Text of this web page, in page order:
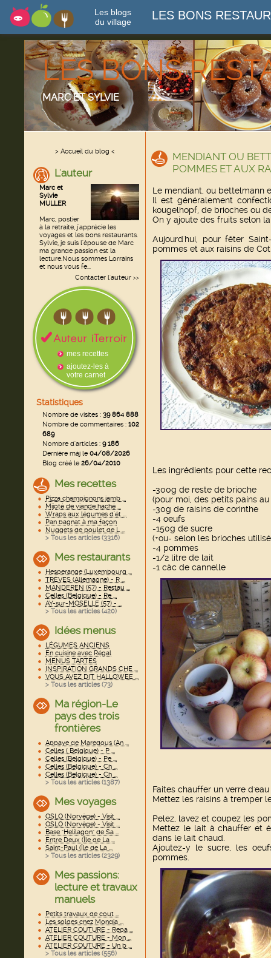
Les blogs
du village
LES BONS
LES BONS
MARC ET SYLVIE
> Accueil du blog <
L'auteur
Marc et
Sylvie
MULLER
Marc, postier
à la retraite, j'apprécie les
voyages et les bons restaurants.
Sylvie, je suis l'épouse de Marc
ma grande passion est la
lecture.Nous sommes Lorrains
et nous vous fe...
Contacter l'auteur >>
mes recettes
ajoutez-les à
votre carnet
Statistiques
Nombre de visites : 39 864 888
Nombre de commentaires : 102
689
Nombre d'articles : 9 186
Dernière màj le04/08/2026
Blog créé le26/04/2010
Mes recettes
Pizza champignons jamb ...
Mijoté de viande haché ...
Wraps aux légumes d'ét ...
Pan bagnat à ma façon
Nuggets de poulet de L ...
> Tous les articles (3316)
Mes restaurants
Hesperange (Luxembourg ...
TRÈVES (Allemagne) - R ...
MANDEREN (57) - Restau ...
Celles (Belgique) - Re ...
AY-sur-MOSELLE (57) - ...
> Tous les articles (420)
Idées menus
LÉGUMES ANCIENS
En cuisine avec Régal
MENUS TARTES
INSPIRATION GRANDS CHE ...
VOUS AVEZ DIT HALLOWEE ...
> Tous les articles (73)
Ma région-Le
pays des trois
frontières
Abbaye de Maredous (An ...
Celles ( Belgique) - P ...
Celles (Belgique) - Pe ...
Celles (Belgique) - Ch ...
Celles (Belgique) - Ch ...
> Tous les articles (1387)
Mes voyages
OSLO (Norvège) - Visit ...
OSLO (Norvège) - Visit ...
Base "Helilagon" de Sa ...
Entre Deux (Île de La ...
Saint-Paul (Île de La ...
> Tous les articles (2329)
Mes passions:
lecture et travaux
manuels
Petits travaux de cout ...
Les soldes chez Mondia ...
ATELIER COUTURE - Repa ...
ATELIER COUTURE - Mon ...
ATELIER COUTURE - Un b ...
> Tous les articles (556)
MENDIANT OU
POMMES ET AUX
Le mendiant, ou bettelmann
Il est généralement
kougelhopf, de brioches ou
On y ajoute des fruits selon
Aujourd'hui, pour fêter
pommes et aux raisins de
Les ingrédients pour cette
-300g de reste de brioche
(pour moi, des petits pains
-30g de raisins de corinthe
-4 oeufs
-150g de sucre
(+ou- selon les brioches
-4 pommes
-1/2 litre de lait
-1 càc de cannelle
Faites chauffer un verre
Mettez les raisins à tremper
Pelez, lavez et coupez les
Mettez le lait à chauffer et
dans le lait chaud.
Ajoutez-y le sucre, les
pommes.